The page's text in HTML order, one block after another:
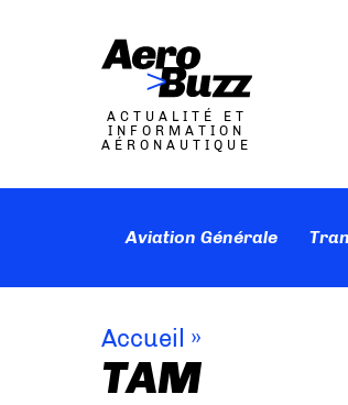
ACTUALITÉ ET
INFORMATION
AÉRONAUTIQUE
Aviation Générale
Accueil »
TAM